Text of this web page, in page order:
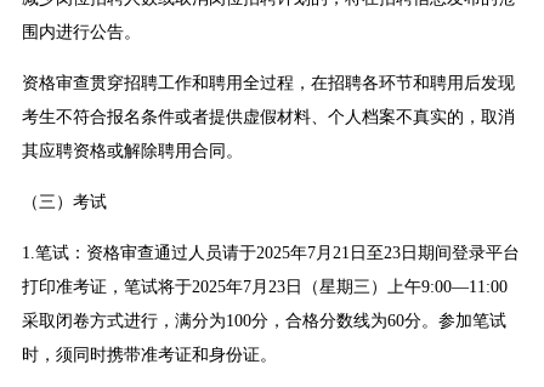
围内进行公告。
资格审查贯穿招聘工作和聘用全过程，在招聘各环节和聘用后发现
考生不符合报名条件或者提供虚假材料、个人档案不真实的，取消
其应聘资格或解除聘用合同。
（三）考试
1.笔试：资格审查通过人员请于2025年7月21日至23日期间登录平台
打印准考证，笔试将于2025年7月23日（星期三）上午9:00—11:00
采取闭卷方式进行，满分为100分，合格分数线为60分。参加笔试
时，须同时携带准考证和身份证。